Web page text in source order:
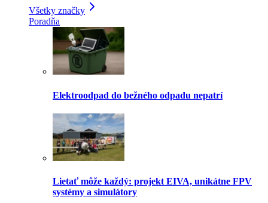
Všetky značky
Poradňa
Elektroodpad do bežného odpadu nepatrí
Lietať môže každý: projekt EIVA, unikátne FPV
systémy a simulátory